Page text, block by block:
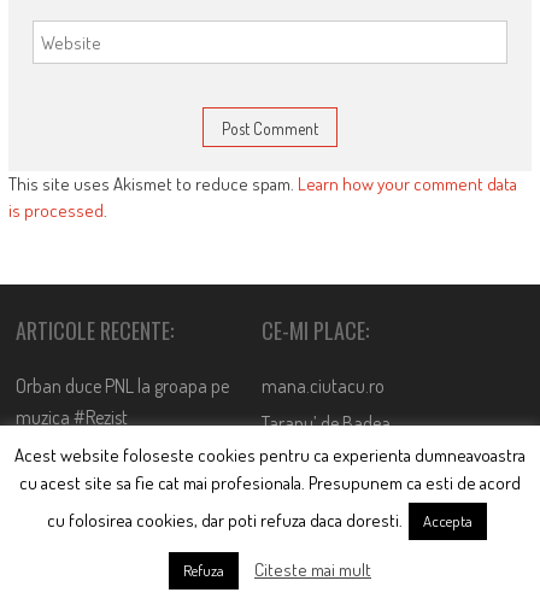
This site uses Akismet to reduce spam. Learn how your comment data
is processed.
ARTICOLE RECENTE:
Orban duce PNL la groapa pe
muzica #Rezist
March 19, 2019
Rares versus Mandachi sau
Confruntarea Titanilor
Moroiul care bântuie liber pe
CE-MI PLACE:
mana.ciutacu.ro
Taranu’ de Badea
Acest website foloseste cookies pentru ca experienta dumneavoastra
cu acest site sa fie cat mai profesionala. Presupunem ca esti de acord
cu folosirea cookies, dar poti refuza daca doresti.
Accepta
Refuza Citeste mai mult